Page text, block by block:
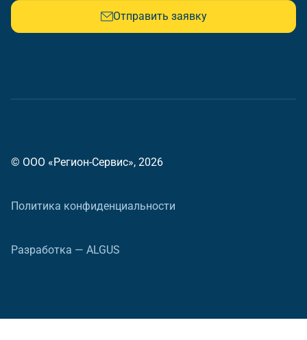
Отправить заявку
© ООО «Регион-Сервис», 2026
Политика конфиденциальности
Разработка — ALGUS